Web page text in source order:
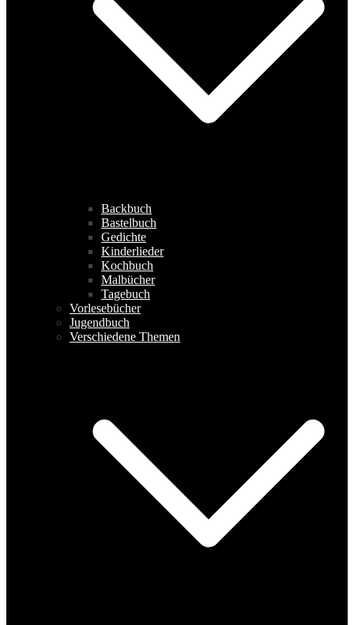
Backbuch
Bastelbuch
Gedichte
Kinderlieder
Kochbuch
Malbücher
Tagebuch
Vorlesebücher
Jugendbuch
Verschiedene Themen